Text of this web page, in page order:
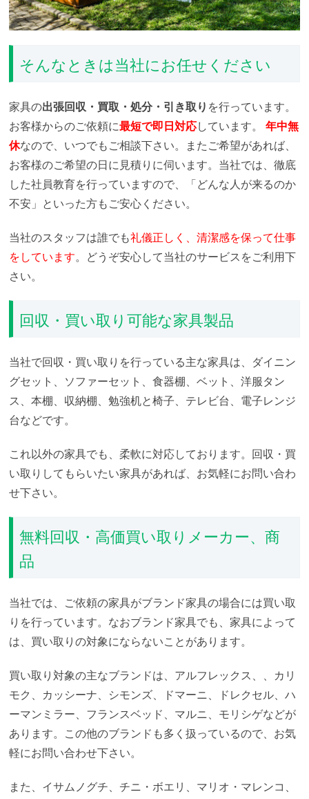
そんなときは当社にお任せください
家具の出張回収・買取・処分・引き取り を行っています。
お客様からのご依頼に最短で即日対応しています。
年中無
休なので、いつでもご相談下さい。またご希望があれば、
お客様のご希望の日に見積りに伺います。当社では、徹底
した社員教育を行っていますので、「どんな人が来るのか
不安」といった方もご安心ください。
当社のスタッフは誰でも礼儀正しく、清潔感を保って仕事
をしています。どうぞ安心して当社のサービスをご利用下
さい。
回収・買い取り可能な家具製品
当社で回収・買い取りを行っている主な家具は、ダイニン
グセット、ソファーセット、食器棚、ベット、洋服タン
ス、本棚、収納棚、勉強机と椅子、テレビ台、電子レンジ
台などです。
これ以外の家具でも、柔軟に対応しております。回収・買
い取りしてもらいたい家具があれば、お気軽にお問い合わ
せ下さい。
無料回収・高価買い取りメーカー、商
品
当社では、ご依頼の家具がブランド家具の場合には買い取
りを行っています。なおブランド家具でも、家具によって
は、買い取りの対象にならないことがあります。
買い取り対象の主なブランドは、アルフレックス、、カリ
モク、カッシーナ、シモンズ、ドマーニ、ドレクセル、ハ
ーマンミラー、フランスベッド、マルニ、モリシゲなどが
あります。この他のブランドも多く扱っているので、お気
軽にお問い合わせ下さい。
また、イサムノグチ、チニ・ボエリ、マリオ・マレンコ、